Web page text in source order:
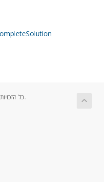
זכויות יוצרים © 2026 MCC Sites כל הזכויות שמורות.